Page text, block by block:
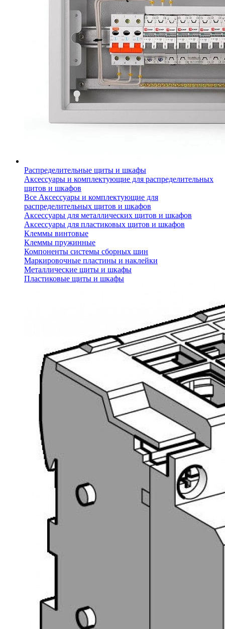
Распределительные щиты и шкафы
Аксессуары и комплектующие для распределительных
щитов и шкафов
Все Аксессуары и комплектующие для
распределительных щитов и шкафов
Аксессуары для металлических щитов и шкафов
Аксессуары для пластиковых щитов и шкафов
Клеммы винтовые
Клеммы пружинные
Компоненты системы сборных шин
Маркировочные пластины и наклейки
Металлические щиты и шкафы
Пластиковые щиты и шкафы